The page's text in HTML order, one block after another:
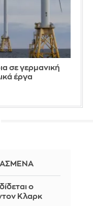
σε γερμανική
έργα
ο
Κλαρκ